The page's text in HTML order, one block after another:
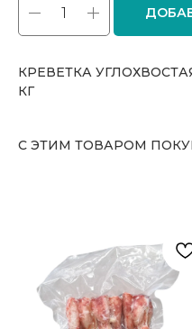
КРЕВЕТКА
КГ
С ЭТИМ ТОВАРОМ